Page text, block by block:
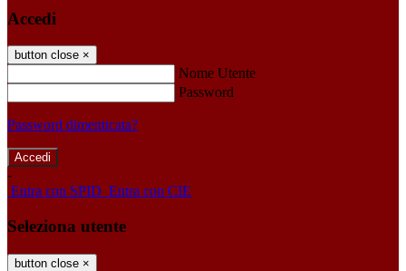
Accedi
button close ×
Nome Utente
Password
Password dimenticata?
-
Entra con SPID Entra con CIE
Seleziona utente
button close ×